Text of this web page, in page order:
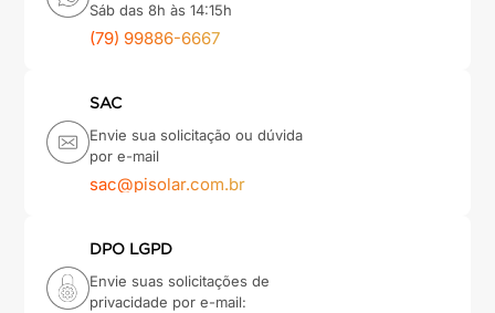
Sáb das 8h às 14:15h
(79) 99886-6667
SAC
Envie sua solicitação ou dúvida
por e-mail
sac@pisolar.com.br
DPO LGPD
Envie suas solicitações de
privacidade por e-mail: